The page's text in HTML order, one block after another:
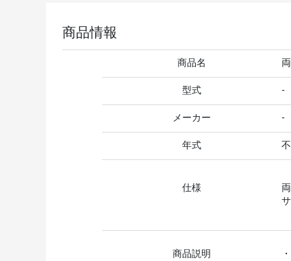
商品情報
商品名
型式 -
メーカー -
年式
仕様
商品説明